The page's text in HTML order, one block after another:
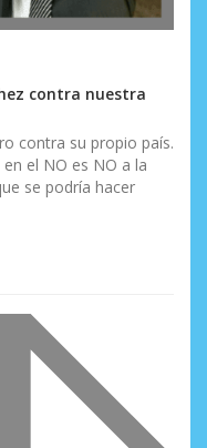
contra nuestra
contra su propio país.
el NO es NO a la
se podría hacer